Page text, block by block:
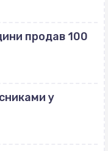
продав 100
у